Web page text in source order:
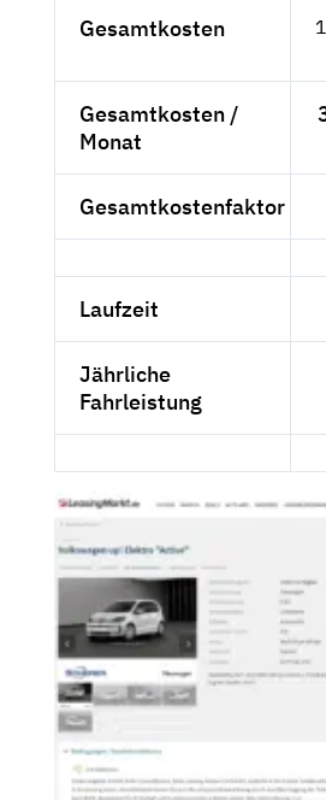
Gesamtkosten
Gesamtkosten /
Monat
Gesamtkostenfaktor
Laufzeit
Jährliche
Fahrleistung